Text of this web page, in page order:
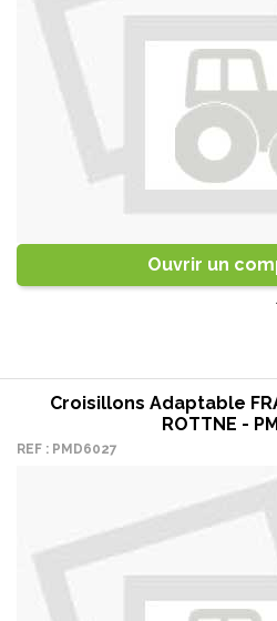
Ouvrir un
Croisillons Adaptable
ROTTNE -
REF : PMD6027